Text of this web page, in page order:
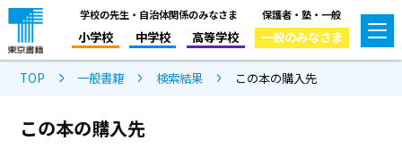
学校の先生・自治体関係のみなさま
小学校 中学校 高等学校
保護者・塾・一般
一般のみなさま
TOP 一般書籍 検索結果 この本の購入先
この本の購入先